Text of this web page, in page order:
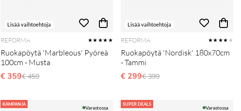
Lisää vaihtoehtoja
REFORMA ★★★★★
Ruokapöytä 'Marbleous' Pyöreä
100cm - Musta
€ 359Normaali hinta
€ 459
Lisää vaihtoehtoja
REFORMA ★★★★ ★
Ruokapöytä 'Nordisk' 180x70cm
- Tammi
€ 299Normaali hinta
€ 399
KAMPANJA
Varastossa
SUPER DEALS
Varastossa